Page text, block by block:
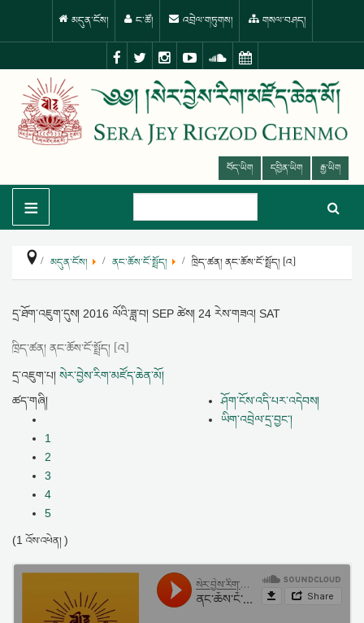
མདུན་ངོས། ང་ཚོ། འབྲེལ་གཏུགས། གསལ་བཤད།
བོད་ཡིག དབྱིན་ཡིག རྒྱ་ཡིག
≡
མདུན་ངོས། ནང་ཆོས་ངོ་སྤྲོད། ཁྲིད་ཚན། ནང་ཆོས་ངོ་སྤྲོད། [འ]
དྲ་ཐོག་འཇུག་དུས། 2016 ལོའི་ཟླ་བ། SEP ཚེས། 24 རེས་གཟའ། SAT
ཁྲིད་ཚན། ནང་ཆོས་ངོ་སྤྲོད། [འ]
དྲ་འཇུག་པ། སེར་བྱེས་རིག་མཛོད་ཆེན་མོ།
ཤོག་ངོས་འདི་པར་འདེབས།
ཡིག་འབྲེལ་དྲ་བྱང་།
ཚད་གཞི།
1
2
3
4
5
(1འོས་འཕེན། )